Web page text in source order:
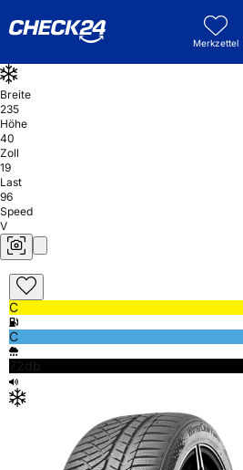
Merkzettel
Breite
235
Höhe
40
Zoll
19
Last
96
Speed
V
C
C
72db